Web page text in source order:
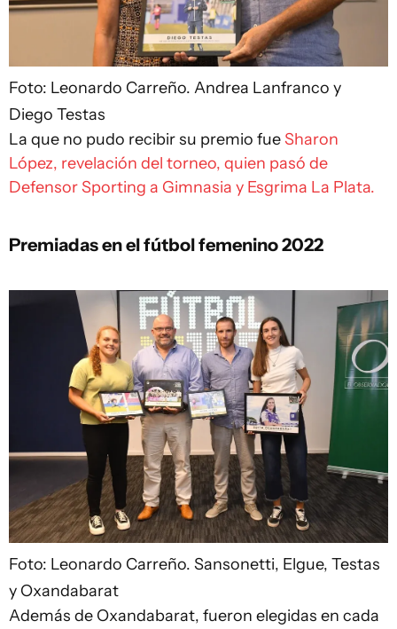
Foto: Leonardo Carreño. Andrea Lanfranco y
Diego Testas
La que no pudo recibir su premio fueSharon
López, revelación del torneo, quien pasó de
Defensor Sporting a Gimnasia y Esgrima La Plata.
Premiadas en el fútbol femenino 2022
Foto: Leonardo Carreño. Sansonetti, Elgue, Testas
y Oxandabarat
Además de Oxandabarat, fueron elegidas en cada